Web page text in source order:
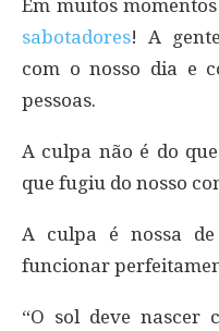
Em muitos
sabotadores! A
com o nosso dia e
pessoas.
A culpa não é do
que fugiu do nosso
A culpa é nossa
funcionar
“O sol deve nascer